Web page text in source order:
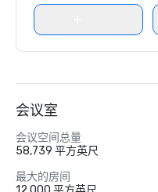
会议室
会议空间总量
58,739 平方英尺
最大的房间